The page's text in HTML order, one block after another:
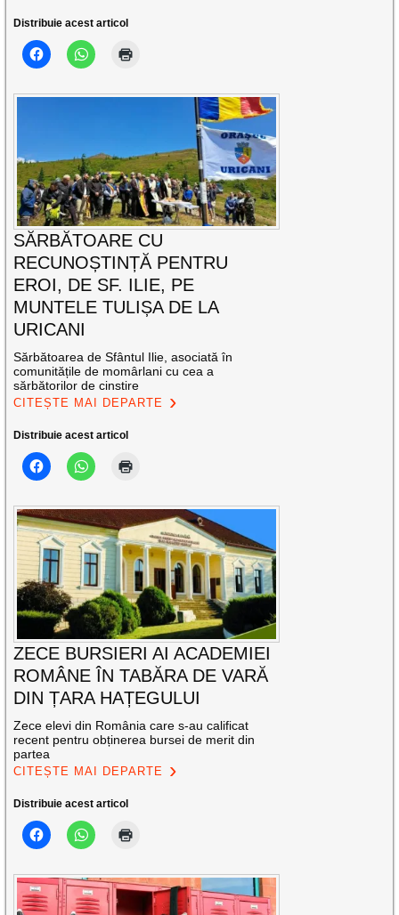
Distribuie acest articol
SĂRBĂTOARE CU
RECUNOȘTINȚĂ PENTRU
EROI, DE SF. ILIE, PE
MUNTELE TULIȘA DE LA
URICANI
Sărbătoarea de Sfântul Ilie, asociată în
comunitățile de momârlani cu cea a
sărbătorilor de cinstire
CITEȘTE MAI DEPARTE
Distribuie acest articol
ZECE BURSIERI AI ACADEMIEI
ROMÂNE ÎN TABĂRA DE VARĂ
DIN ȚARA HAȚEGULUI
Zece elevi din România care s-au calificat
recent pentru obținerea bursei de merit din
partea
CITEȘTE MAI DEPARTE
Distribuie acest articol